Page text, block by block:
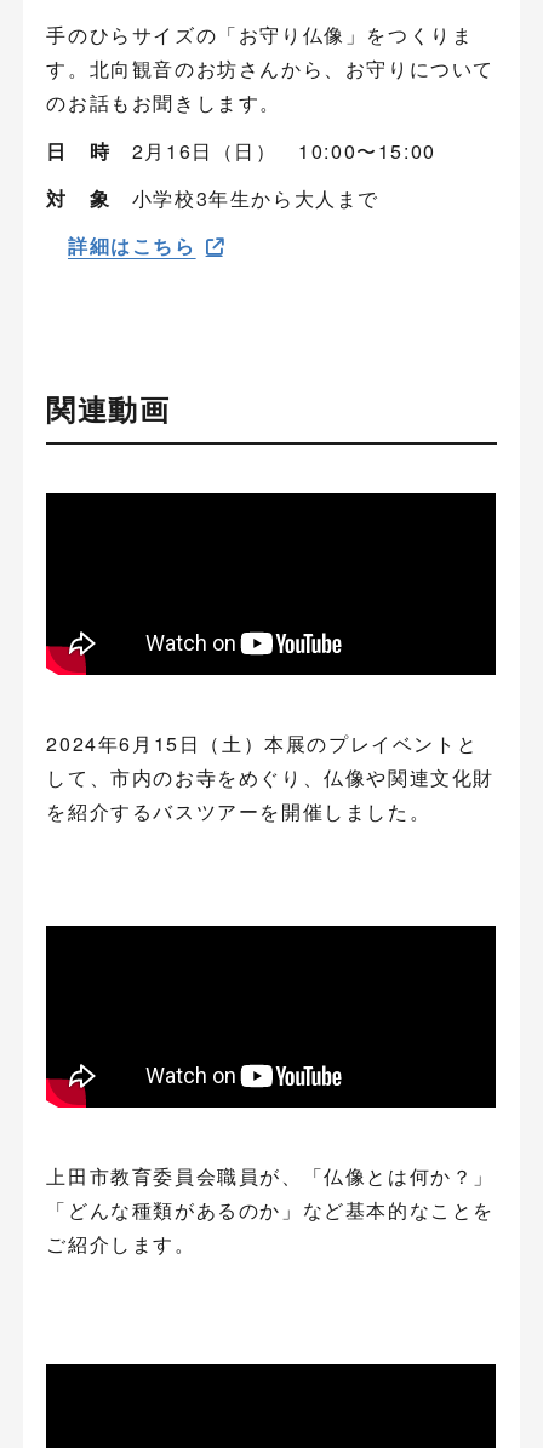
手のひらサイズの「お守り仏像」をつくりま
す。北向観音のお坊さんから、お守りについて
のお話もお聞きします。
日 時 2月16日（日） 10:00〜15:00
対 象 小学校3年生から大人まで
詳細はこちら
関連動画
2024年6月15日（土）本展のプレイベントと
して、市内のお寺をめぐり、仏像や関連文化財
を紹介するバスツアーを開催しました。
上田市教育委員会職員が、「仏像とは何か？」
「どんな種類があるのか」など基本的なことを
ご紹介します。